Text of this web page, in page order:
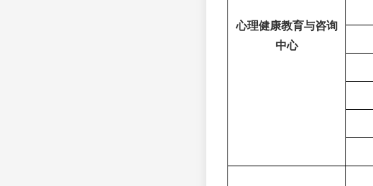
心理健康教育与咨询
中心